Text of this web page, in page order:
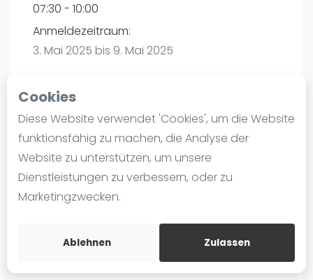
Cookies
Diese Website verwendet 'Cookies', um die Website
funktionsfähig zu machen, die Analyse der
Website zu unterstützen, um unsere
Dienstleistungen zu verbessern, oder zu
Marketingzwecken.
Ablehnen Zulassen
Männer
Frauen
FIP Männer
Blog
Die Geschichte von Padel
Regeln und Punktzählung
Padel Schläge
Video
07:30 - 10:00
Anmeldezeitraum:
3. Mai 2025 bis 9. Mai 2025
Playtomic (Abgesagt))
PadelBase Ludwigshafen | Ludwigshafen am
Rhein
Weiherstraße 39
Routebeschrijving